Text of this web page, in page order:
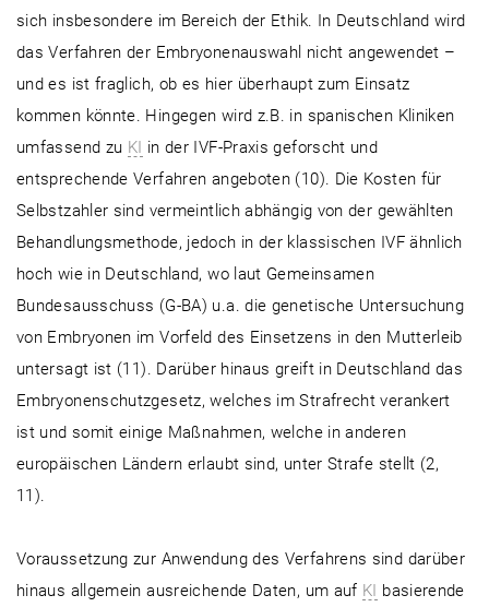
sich insbesondere im Bereich der Ethik. In Deutschland wird
das Verfahren der Embryonenauswahl nicht angewendet –
und es ist fraglich, ob es hier überhaupt zum Einsatz
kommen könnte. Hingegen wird z.B. in spanischen Kliniken
umfassend zu KI in der IVF-Praxis geforscht und
entsprechende Verfahren angeboten (10). Die Kosten für
Selbstzahler sind vermeintlich abhängig von der gewählten
Behandlungsmethode, jedoch in der klassischen IVF ähnlich
hoch wie in Deutschland, wo laut Gemeinsamen
Bundesausschuss (G-BA) u.a. die genetische Untersuchung
von Embryonen im Vorfeld des Einsetzens in den Mutterleib
untersagt ist (11). Darüber hinaus greift in Deutschland das
Embryonenschutzgesetz, welches im Strafrecht verankert
ist und somit einige Maßnahmen, welche in anderen
europäischen Ländern erlaubt sind, unter Strafe stellt (2,
11).
Voraussetzung zur Anwendung des Verfahrens sind darüber
hinaus allgemein ausreichende Daten, um auf KI basierende